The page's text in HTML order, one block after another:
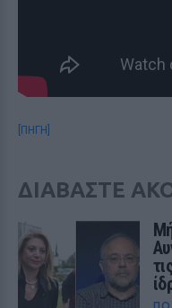
[ΠΗΓΗ]
ΔΙΑΒΑΣΤΕ